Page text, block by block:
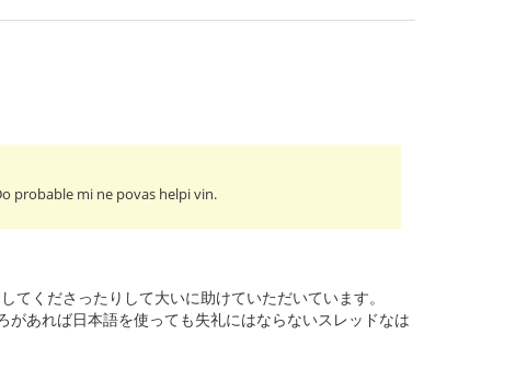
probable mi ne povas helpi vin.
くださったりして大いに助けていただいています。
あれば日本語を使っても失礼にはならないスレッドなは